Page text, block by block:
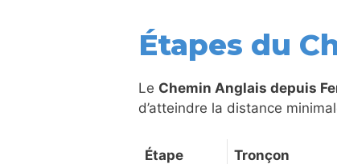
Étapes du
Le Chemin Anglais depuis
d’atteindre la distance
Étape Tronçon